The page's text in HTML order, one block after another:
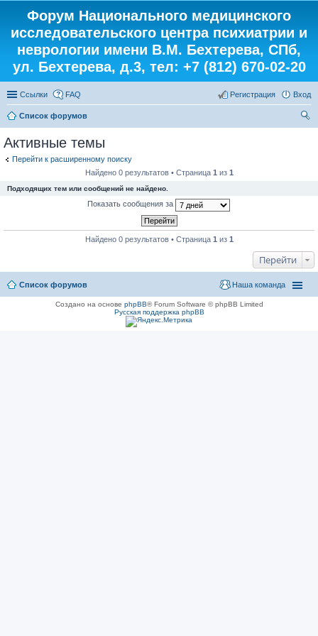
Форум Национального медицинского
исследовательского центра психиатрии и
неврологии имени В.М. Бехтерева, СПб,
ул. Бехтерева, д.3, тел: +7 (812) 670-02-20
Ссылки FAQ Вход
Регистрация
Список форумов
Активные темы
Перейти к расширенному поиску
Найдено 0 результатов • Страница 1 из 1
Подходящих тем или сообщений не найдено.
Показать сообщения за
Найдено 0 результатов • Страница 1 из 1
Перейти
Список форумов Наша команда
Создано на основе phpBB® Forum Software © phpBB Limited
Русская поддержка phpBB